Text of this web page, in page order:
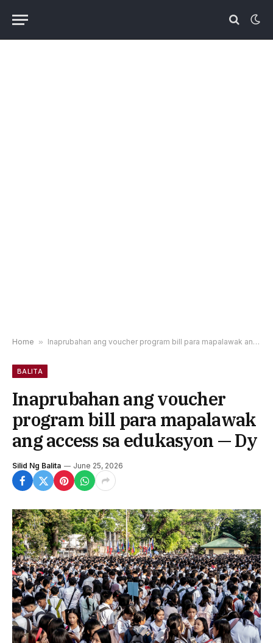
Home » Inaprubahan ang voucher program bill para mapalawak ang access sa edukasyon — Dy
BALITA
Inaprubahan ang voucher
program bill para mapalawak
ang access sa edukasyon — Dy
Silid Ng Balita June 25, 2026